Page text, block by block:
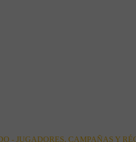
- JUGADORES, CAMPAÑAS Y